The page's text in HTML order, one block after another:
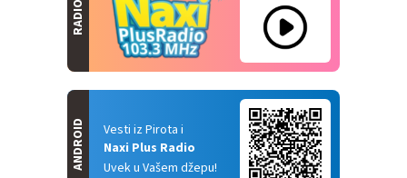
RADIO
Vesti iz Pirota i
Naxi Plus Radio
Uvek u Vašem džepu!
ANDROID